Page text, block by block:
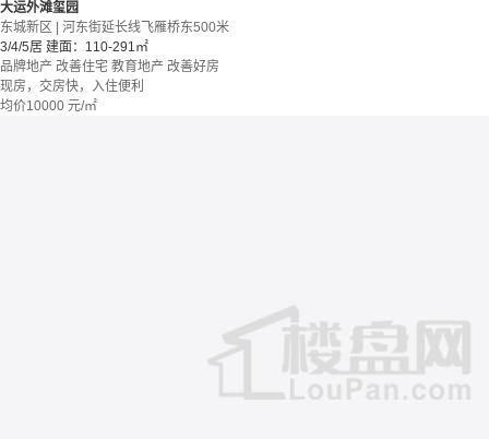
大运外滩玺园
东城新区 | 河东街延长线飞雁桥东500米
3/4/5居 建面：110-291㎡
品牌地产 改善住宅 教育地产 改善好房
现房，交房快，入住便利
均价10000 元/㎡